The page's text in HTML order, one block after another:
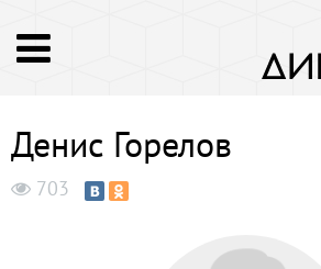
Денис Горелов
703